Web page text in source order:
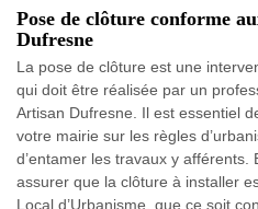
Pose de clôture conforme
Dufresne
La pose de clôture est une
qui doit être réalisée par un
Artisan Dufresne. Il est essentiel
votre mairie sur les règles
d’entamer les travaux y
assurer que la clôture à installer
Local d’Urbanisme, que ce soit